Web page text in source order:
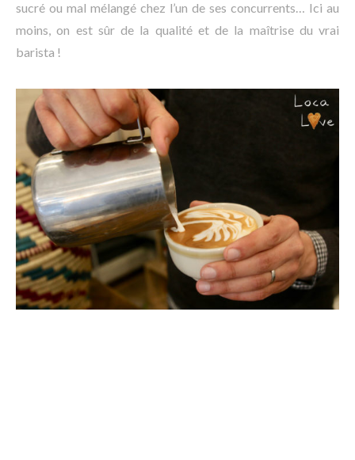
sucré ou mal mélangé chez l’un de ses concurrents… Ici au
moins, on est sûr de la qualité et de la maîtrise du vrai
barista !